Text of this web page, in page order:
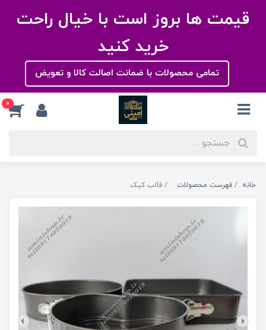
قیمت ها بروز است با خیال راحت
خرید کنید
تمامی محصولات با ضمانت اصالت کالا و تعویض
0
خانه فهرست محصولات قالب کیک